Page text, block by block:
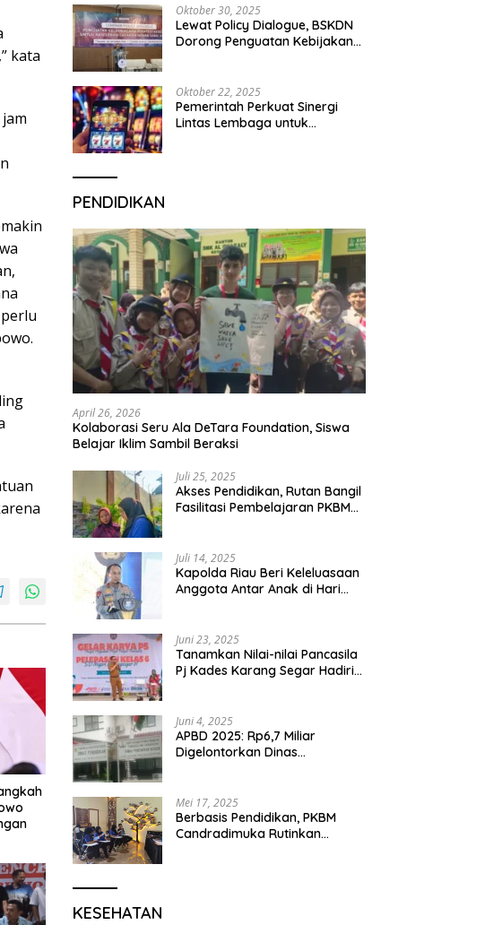
kata
Oktober 30, 2025
Lewat Policy Dialogue, BSKDN
Dorong Penguatan Kebijakan
Oktober 22, 2025
Pemerintah Perkuat Sinergi
Lintas Lembaga untuk
PENDIDIKAN
April 26, 2026
Kolaborasi Seru Ala DeTara Foundation, Siswa
Belajar Iklim Sambil Beraksi
Juli 25, 2025
Akses Pendidikan, Rutan Bangil
Fasilitasi Pembelajaran PKBM
Juli 14, 2025
Kapolda Riau Beri Keleluasaan
Anggota Antar Anak di Hari
Juni 23, 2025
Tanamkan Nilai-nilai Pancasila
Pj Kades Karang Segar Hadiri
01 Karang Segar
Juni 4, 2025
APBD 2025: Rp6,7 Miliar
Digelontorkan Dinas
Mei 17, 2025
Berbasis Pendidikan, PKBM
Candradimuka Rutinkan
KESEHATAN